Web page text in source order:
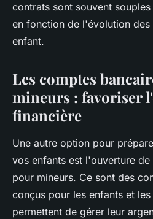
contrats sont souvent
en fonction de l'évolution
enfant.
Les comptes
mineurs : favoriser
financière
Une autre option pour
vos enfants est l'ouverture
pour mineurs. Ce sont des
conçus pour les enfants et
permettent de gérer leur